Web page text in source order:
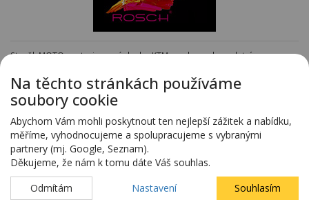
Staněk MOTO - autorizovaný dealer KTM - e-shop s kompletním
Předváděcí vozy - kompletní nabídka na specializovaných stránkách
www.predvadeci-vozy.cz
Vozy 4x4 a vozy SUV - kompletní nabídka na specializovaných stránkách
www.4x4-suv.cz
Firma HS Auto Staněk s.r.o. si vyhrazuje právo změny vyplývající z chyby
zadání.
Na těchto stránkách používáme
soubory cookie
Abychom Vám mohli poskytnout ten nejlepší zážitek a nabídku,
měříme, vyhodnocujeme a spolupracujeme s vybranými
partnery (mj. Google, Seznam).
Děkujeme, že nám k tomu dáte Váš souhlas.
Odmítám
Nastavení Souhlasím